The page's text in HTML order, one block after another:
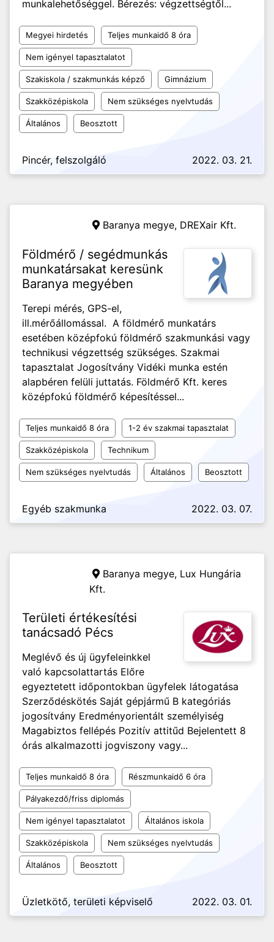
munkalehetőséggel. Bérezés: végzettségtől...
Megyei hirdetés Teljes munkaidő 8 óra
Nem igényel tapasztalatot
Szakiskola / szakmunkás képző Gimnázium
Szakközépiskola Nem szükséges nyelvtudás
Általános Beosztott
Pincér, felszolgáló 2022. 03. 21.
Baranya megye, DREXair Kft.
Földmérő / segédmunkás
munkatársakat keresünk
Baranya megyében
Terepi mérés, GPS-el,
ill.mérőállomással. A földmérő munkatárs
esetében középfokú földmérő szakmunkási vagy
technikusi végzettség szükséges. Szakmai
tapasztalat Jogosítvány Vidéki munka estén
alapbéren felüli juttatás. Földmérő Kft. keres
középfokú földmérő képesítéssel...
Teljes munkaidő 8 óra 1-2 év szakmai tapasztalat
Szakközépiskola Technikum
Nem szükséges nyelvtudás Általános Beosztott
Egyéb szakmunka 2022. 03. 07.
Baranya megye, Lux Hungária
Kft.
Területi értékesítési
tanácsadó Pécs
Meglévő és új ügyfeleinkkel
való kapcsolattartás Előre
egyeztetett időpontokban ügyfelek látogatása
Szerződéskötés Saját gépjármű B kategóriás
jogosítvány Eredményorientált személyiség
Magabiztos fellépés Pozitív attitűd Bejelentett 8
órás alkalmazotti jogviszony vagy...
Teljes munkaidő 8 óra Részmunkaidő 6 óra
Pályakezdő/friss diplomás
Nem igényel tapasztalatot Általános iskola
Szakközépiskola Nem szükséges nyelvtudás
Általános Beosztott
Üzletkötő, területi képviselő 2022. 03. 01.